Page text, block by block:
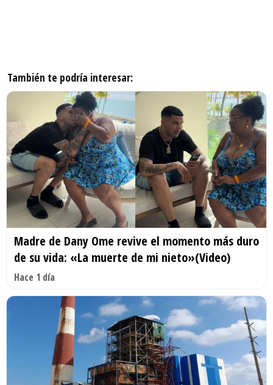
También te podría interesar:
Madre de Dany Ome revive el momento más duro
de su vida: «La muerte de mi nieto»(Video)
Hace 1 día